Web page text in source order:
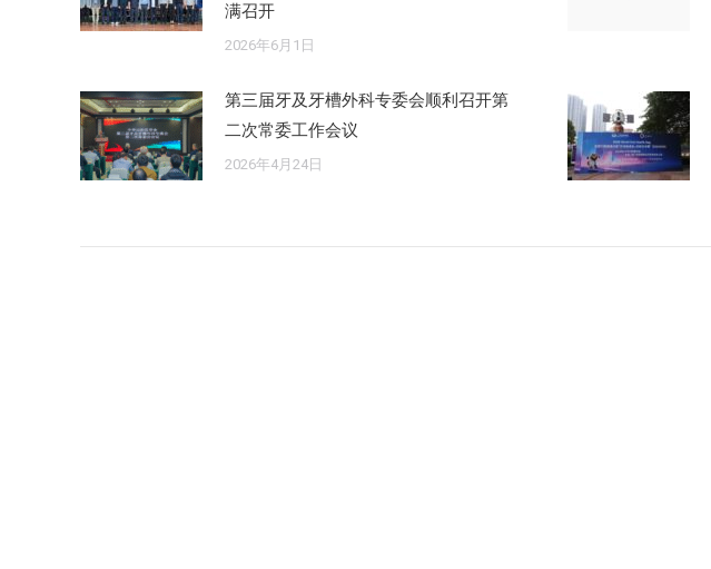
满召开
2026年6月1日
第三届牙及牙槽外科专委会顺利召开第
二次常委工作会议
2026年4月24日